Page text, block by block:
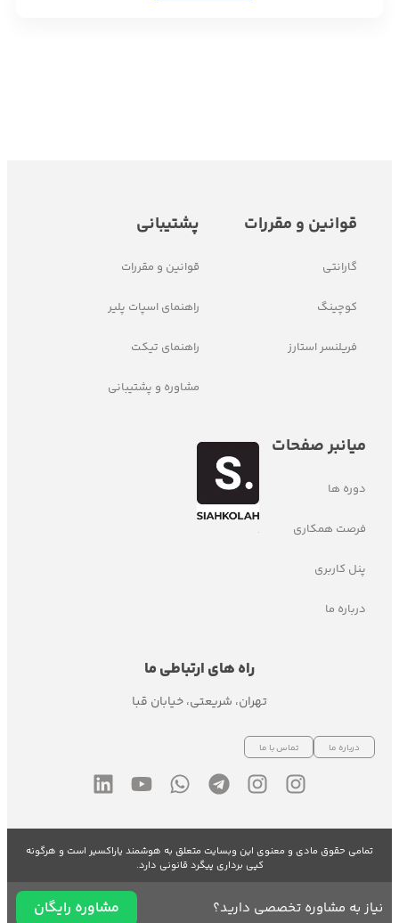
قوانین و مقررات
گارانتی
کوچینگ
فریلنسر استارز
پشتیبانی
قوانین و مقررات
راهنمای اسپات پلیر
راهنمای تیکت
مشاوره و پشتیبانی
میانبر صفحات
دوره ها
فرصت همکاری
پنل کاربری
درباره ما
راه های ارتباطی ما
تهران، شریعتی، خیابان قبا
درباره ما تماس با ما
تمامی حقوق مادی و معنوی این وبسایت متعلق به هوشمند یاراکسیر است و هرگونه
کپی برداری پیگرد قانونی دارد.
نیاز به مشاوره تخصصی دارید؟ مشاوره رایگان